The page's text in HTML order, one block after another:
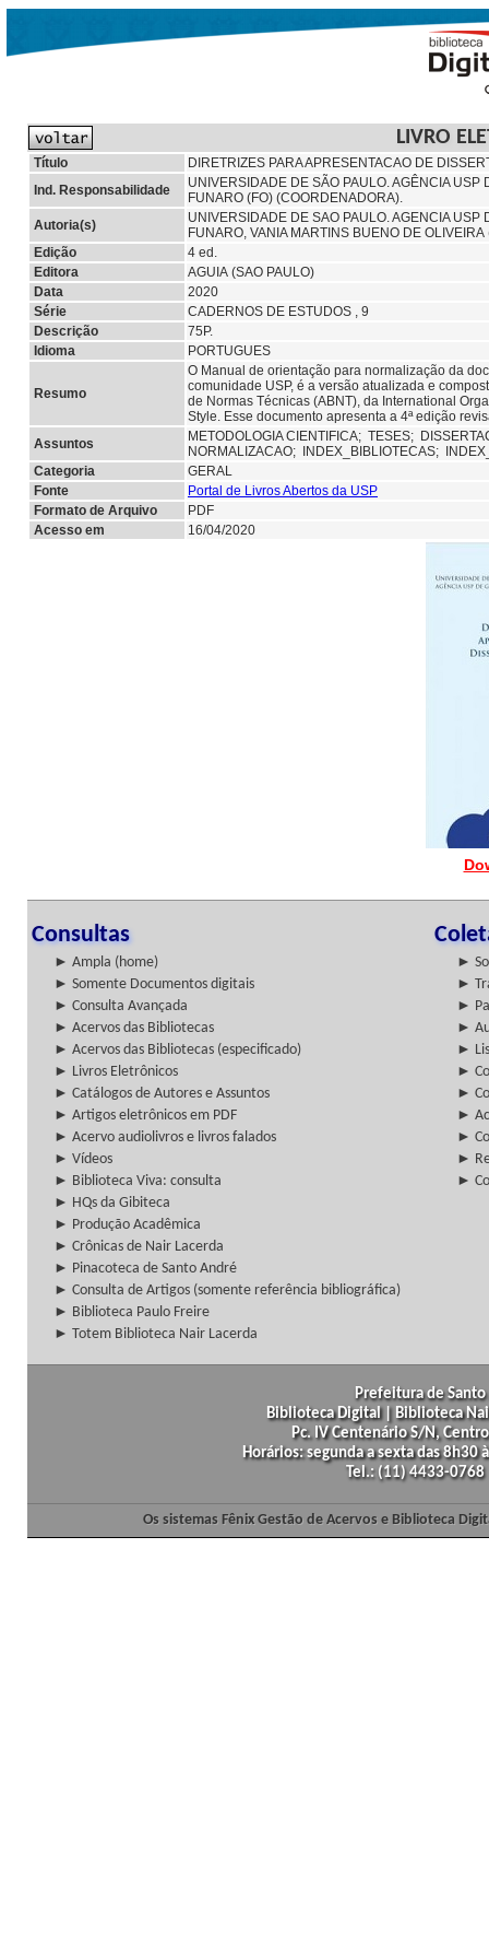
LIVRO
Título
DIRETRIZES PARA APRESENTACAO DE
Ind. Responsabilidade
UNIVERSIDADE DE SÃO PAULO. AGÊNCIA
FUNARO (FO) (COORDENADORA).
Autoria(s)
UNIVERSIDADE DE SAO PAULO. AGENCIA
FUNARO, VANIA MARTINS BUENO DE
Edição
4 ed.
Editora
AGUIA (SAO PAULO)
Data
2020
Série
CADERNOS DE ESTUDOS , 9
Descrição
75P.
Idioma
PORTUGUES
Resumo
O Manual de orientação para normalização da
comunidade USP, é a versão atualizada e
de Normas Técnicas (ABNT), da International
Style. Esse documento apresenta a 4ª edição
Assuntos
METODOLOGIA CIENTIFICA; TESES;
NORMALIZACAO;
INDEX_BIBLIOTECAS;
Categoria
GERAL
Fonte
Portal de Livros Abertos da USP
Formato de Arquivo
PDF
Acesso em
16/04/2020
Consultas
► Ampla (home)
►
► Somente Documentos digitais
►
► Consulta Avançada
►
► Acervos das Bibliotecas
►
► Acervos das Bibliotecas (especificado)
►
► Livros Eletrônicos
►
► Catálogos de Autores e Assuntos
►
► Artigos eletrônicos em PDF
►
► Acervo audiolivros e livros falados
►
► Vídeos
►
► Biblioteca Viva: consulta
►
► HQs da Gibiteca
► Produção Acadêmica
► Crônicas de Nair Lacerda
► Pinacoteca de Santo André
► Consulta de Artigos (somente referência bibliográfica)
► Biblioteca Paulo Freire
► Totem Biblioteca Nair Lacerda
Prefeitura de
Biblioteca Digital | Biblioteca
Pc. IV Centenário S/N,
Horários: segunda a sexta das
Tel.: (11) 4433-
Os sistemas Fênix Gestão de Acervos e Biblioteca